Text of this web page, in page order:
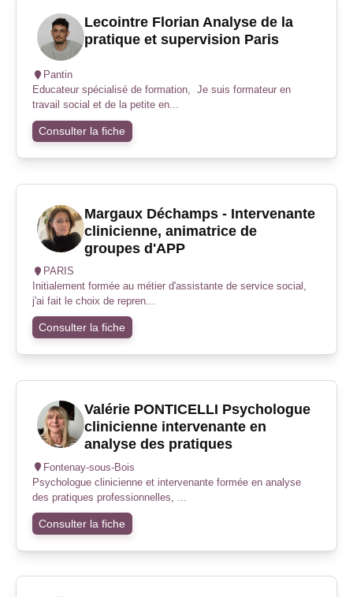
Lecointre Florian Analyse de la
pratique et supervision Paris
Pantin
Educateur spécialisé de formation, Je suis formateur en
travail social et de la petite en...
Consulter la fiche
Margaux Déchamps - Intervenante
clinicienne, animatrice de
groupes d'APP
PARIS
Initialement formée au métier d'assistante de service social,
j'ai fait le choix de repren...
Consulter la fiche
Valérie PONTICELLI Psychologue
clinicienne intervenante en
analyse des pratiques
Fontenay-sous-Bois
Psychologue clinicienne et intervenante formée en analyse
des pratiques professionnelles, ...
Consulter la fiche